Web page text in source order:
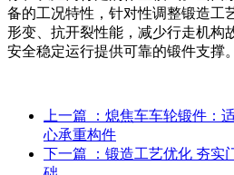
备的工况特性，针对性调整锻造工
形变、抗开裂性能，减少行走机构
安全稳定运行提供可靠的锻件支撑。
上一篇
：熄焦车车轮锻件：
心承重构件
下一篇
：锻造工艺优化 夯实